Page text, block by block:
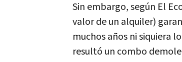
Sin embargo, según El
valor de un alquiler)
muchos años ni siquiera
resultó un combo